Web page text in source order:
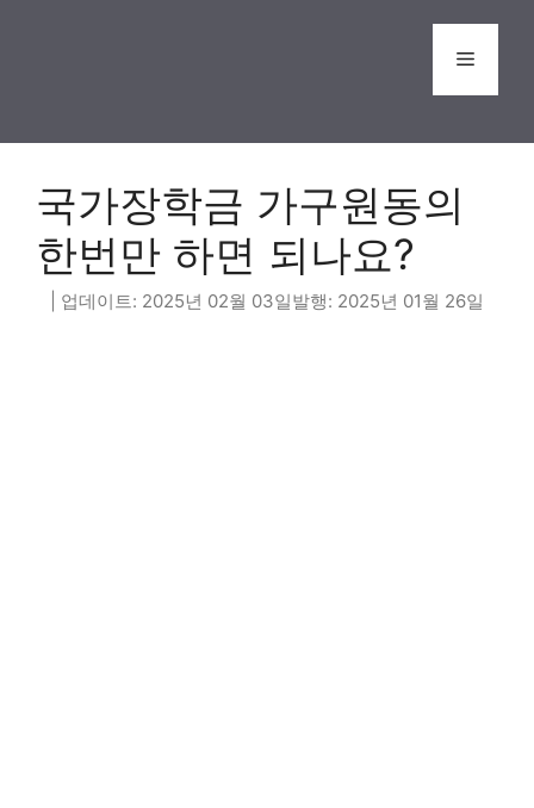
Menu
국가장학금 가구원동의
한번만 하면 되나요?
2025년 02월 03일 2025년 01월 26일